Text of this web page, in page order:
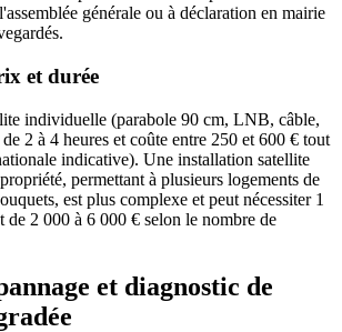
générale ou à déclaration en mairie
et durée
individuelle (parabole 90 cm, LNB, câble,
2 à 4 heures et coûte entre 250 et 600 € tout
indicative). Une installation satellite
permettant à plusieurs logements de
est plus complexe et peut nécessiter 1
de 2 000 à 6 000 € selon le nombre de
et diagnostic de